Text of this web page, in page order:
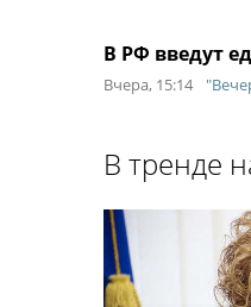
В РФ введут
Вчера, 15:14
В тренде